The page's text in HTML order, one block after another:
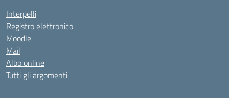
Interpelli
Registro elettronico
Moodle
Mail
Albo online
Tutti gli argomenti